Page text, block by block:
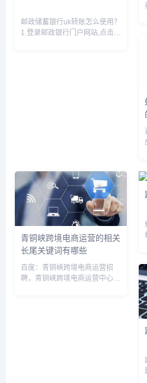
邮政储蓄银行uk转账怎么使用？
1.登录邮政银行门户网站,点击个
青铜峡跨境电商运营的相关
长尾关键词有哪些
百度：青铜峡跨境电商运营招
聘，青铜峡跨境电商运营中心，